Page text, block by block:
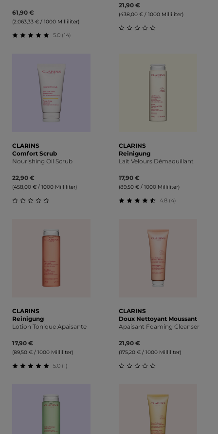
61,90 €
(2.063,33 € / 1000 Milliliter)
5.0 (14)
21,90 €
(438,00 € / 1000 Milliliter)
CLARINS
Comfort Scrub
Nourishing Oil Scrub
22,90 €
(458,00 € / 1000 Milliliter)
CLARINS
Reinigung
Lait Velours Démaquillant
17,90 €
(89,50 € / 1000 Milliliter)
4.8 (4)
CLARINS
Reinigung
Lotion Tonique Apaisante
17,90 €
(89,50 € / 1000 Milliliter)
5.0 (1)
CLARINS
Doux Nettoyant Moussant
Apaisant Foaming Cleanser
21,90 €
(175,20 € / 1000 Milliliter)